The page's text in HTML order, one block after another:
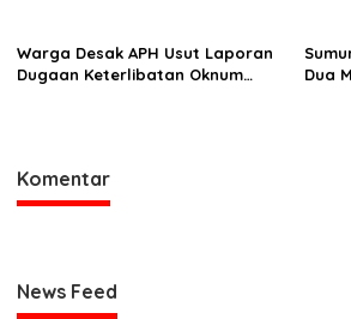
Warga Desak APH Usut Laporan
Dugaan Keterlibatan Oknum
Dua
Komentar
News Feed